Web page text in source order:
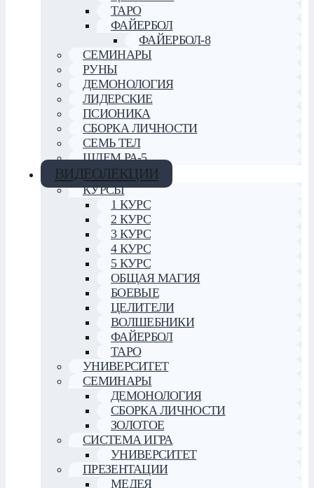
ТАРО
ФАЙЕРБОЛ
ФАЙЕРБОЛ-8
СЕМИНАРЫ
РУНЫ
ДЕМОНОЛОГИЯ
ЛИДЕРСКИЕ
ПСИОНИКА
СБОРКА ЛИЧНОСТИ
СЕМЬ ТЕЛ
ШЛЕМ РА-5
ВИДЕОЛЕКЦИИ
КУРСЫ
1 КУРС
2 КУРС
3 КУРС
4 КУРС
5 КУРС
ОБЩАЯ МАГИЯ
БОЕВЫЕ
ЦЕЛИТЕЛИ
ВОЛШЕБНИКИ
ФАЙЕРБОЛ
ТАРО
УНИВЕРСИТЕТ
СЕМИНАРЫ
ДЕМОНОЛОГИЯ
СБОРКА ЛИЧНОСТИ
ЗОЛОТОЕ
СИСТЕМА ИГРА
УНИВЕРСИТЕТ
ПРЕЗЕНТАЦИИ
МЕДЕЯ